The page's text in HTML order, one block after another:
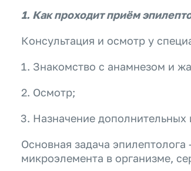
1. Как проходит приём
Консультация и осмотр у
Знакомство с анамнезом и
Осмотр;
Назначение дополнительных
Основная задача
микроэлемента в организме,